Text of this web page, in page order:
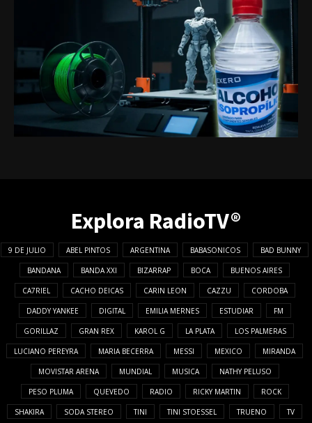
Explora RadioTV®
9 DE JULIO ABEL PINTOS ARGENTINA BABASONICOS BAD BUNNY
BANDANA BANDA XXI BIZARRAP BOCA BUENOS AIRES
CA7RIEL CACHO DEICAS CARIN LEON CAZZU CORDOBA
DADDY YANKEE DIGITAL EMILIA MERNES ESTUDIAR FM
GORILLAZ GRAN REX KAROL G LA PLATA LOS PALMERAS
LUCIANO PEREYRA MARIA BECERRA MESSI MEXICO MIRANDA
MOVISTAR ARENA MUNDIAL MUSICA NATHY PELUSO
PESO PLUMA QUEVEDO RADIO RICKY MARTIN ROCK
SHAKIRA SODA STEREO TINI TINI STOESSEL TRUENO TV